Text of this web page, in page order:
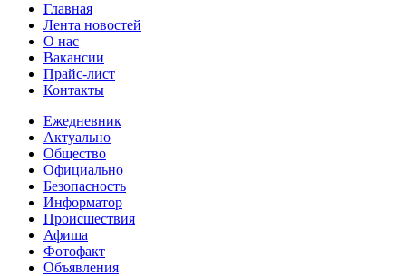
Главная
Лента новостей
О нас
Вакансии
Прайс-лист
Контакты
Ежедневник
Актуально
Общество
Официально
Безопасность
Информатор
Происшествия
Афиша
Фотофакт
Объявления